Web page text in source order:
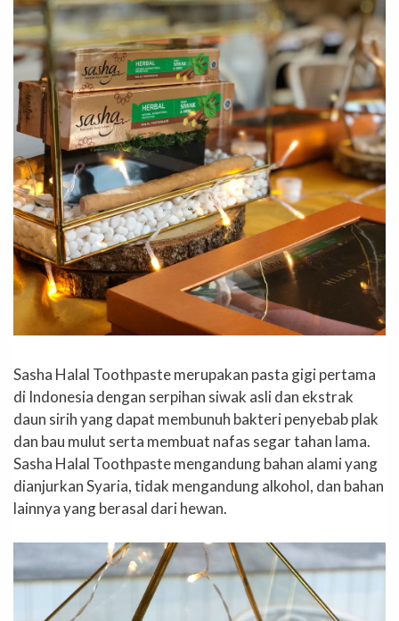
Sasha Halal Toothpaste merupakan pasta gigi pertama
di Indonesia dengan serpihan siwak asli dan ekstrak
daun sirih yang dapat membunuh bakteri penyebab plak
dan bau mulut serta membuat nafas segar tahan lama.
Sasha Halal Toothpaste mengandung bahan alami yang
dianjurkan Syaria, tidak mengandung alkohol, dan bahan
lainnya yang berasal dari hewan.